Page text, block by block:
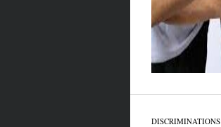
DISCRIMINATIONS